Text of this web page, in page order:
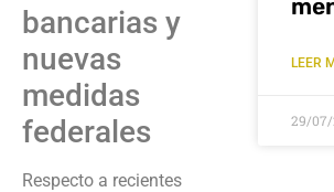
bancarias y
nuevas
medidas
federales
Respecto a recientes
LEER
29/